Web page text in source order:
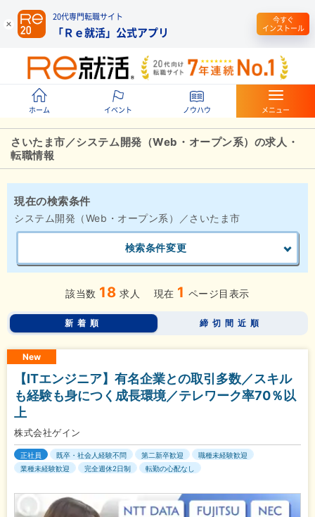
20代専門転職サイト
「Ｒｅ就活」公式アプリ
今すぐ
インストール
ホーム イベント ノウハウ メニュー
さいたま市／システム開発（Web・オープン系）の求人・
転職情報
現在の検索条件
システム開発（Web・オープン系）／さいたま市
検索条件変更
該当数 18 求人 現在 1 ページ目表示
新着順 締切間近順
New
【ITエンジニア】有名企業との取引多数／スキル
も経験も身につく成長環境／テレワーク率70％以
上
株式会社ゲイン
正社員 既卒・社会人経験不問 第二新卒歓迎
職種未経験歓迎
業種未経験歓迎
完全週休2日制 転勤の心配なし